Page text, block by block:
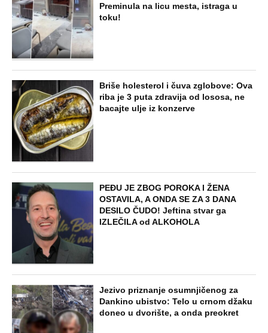
Preminula na licu mesta, istraga u
toku!
Briše holesterol i čuva zglobove: Ova
riba je 3 puta zdravija od lososa, ne
bacajte ulje iz konzerve
PEĐU JE ZBOG POROKA I ŽENA
OSTAVILA, A ONDA SE ZA 3 DANA
DESILO ČUDO! Jeftina stvar ga
IZLEČILA od ALKOHOLA
Jezivo priznanje osumnjičenog za
Dankino ubistvo: Telo u crnom džaku
doneo u dvorište, a onda preokret